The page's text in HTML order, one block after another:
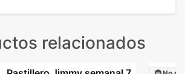
relacionados